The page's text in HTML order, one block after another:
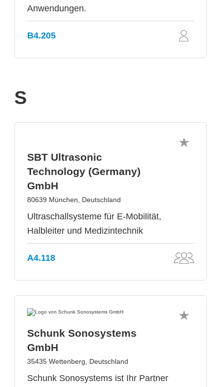
Anwendungen.
B4.205
S
SBT Ultrasonic
Technology (Germany)
GmbH
80639 München, Deutschland
Ultraschallsysteme für E-Mobilität,
Halbleiter und Medizintechnik
A4.118
Schunk Sonosystems
GmbH
35435 Wettenberg, Deutschland
Schunk Sonosystems ist Ihr Partner